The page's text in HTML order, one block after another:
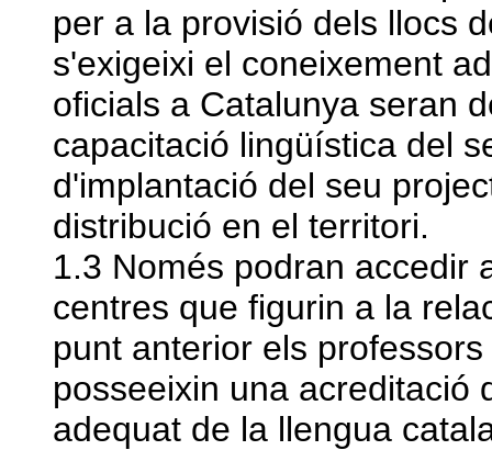
per a la provisió dels llocs
s'exigeixi el coneixement
oficials a Catalunya seran
capacitació lingüística del
d'implantació del seu
distribució en el territori.
1.3 Només podran accedir
centres que figurin a la
punt anterior els
posseeixin una acreditació
adequat de la llengua